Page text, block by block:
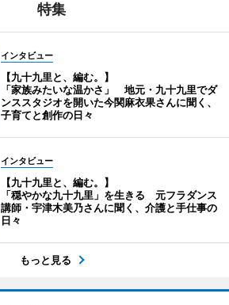
特集
インタビュー
【九十九里と、編む。】
「家族みたいな温かさ」 地元・九十九里でダ
ンススタジオを開いた今関麻衣果さんに聞く、
子育てと創作の日々
インタビュー
【九十九里と、編む。】
「穏やかな九十九里」を生きる 元フラダンス
講師・宇津木美乃さんに聞く、介護と手仕事の
日々
もっと見る